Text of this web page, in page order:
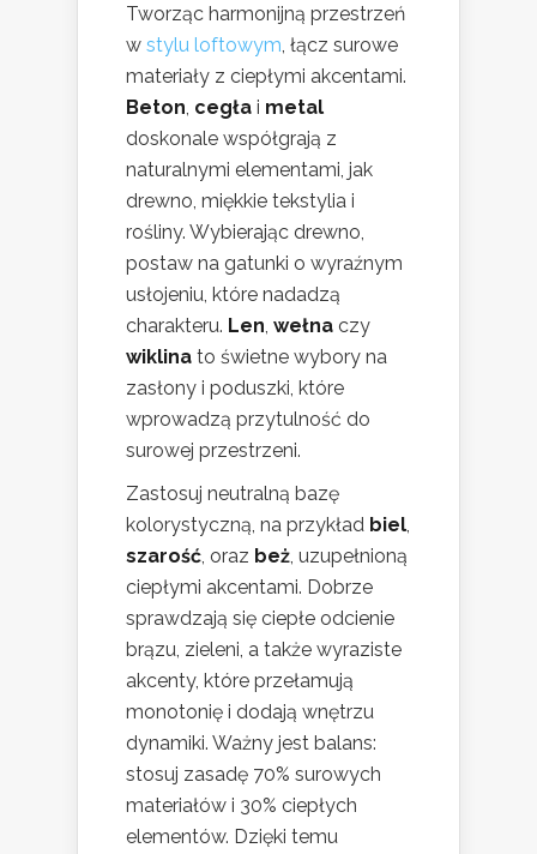
Tworząc harmonijną przestrzeń
w stylu loftowym, łącz surowe
materiały z ciepłymi akcentami.
Beton, cegła i metal
doskonale współgrają z
naturalnymi elementami, jak
drewno, miękkie tekstylia i
rośliny. Wybierając drewno,
postaw na gatunki o wyraźnym
usłojeniu, które nadadzą
charakteru. Len, wełna czy
wiklina to świetne wybory na
zasłony i poduszki, które
wprowadzą przytulność do
surowej przestrzeni.
Zastosuj neutralną bazę
kolorystyczną, na przykład biel,
szarość, oraz beż, uzupełnioną
ciepłymi akcentami. Dobrze
sprawdzają się ciepłe odcienie
brązu, zieleni, a także wyraziste
akcenty, które przełamują
monotonię i dodają wnętrzu
dynamiki. Ważny jest balans:
stosuj zasadę 70% surowych
materiałów i 30% ciepłych
elementów. Dzięki temu